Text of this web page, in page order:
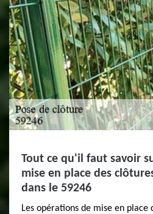
Tout ce qu'il faut savoir
mise en place des
dans le 59246
Les opérations de mise en